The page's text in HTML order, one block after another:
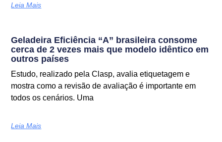
Leia Mais
Geladeira Eficiência “A” brasileira consome
cerca de 2 vezes mais que modelo idêntico em
outros países
Estudo, realizado pela Clasp, avalia etiquetagem e
mostra como a revisão de avaliação é importante em
todos os cenários. Uma
Leia Mais